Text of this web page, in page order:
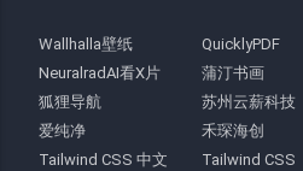
Wallhalla壁纸
QuicklyPDF
NeuralradAI看X片
蒲汀书画
狐狸导航
苏州云薪科技
爱纯净
禾琛海创
Tailwind CSS 中文
Tailwind CSS